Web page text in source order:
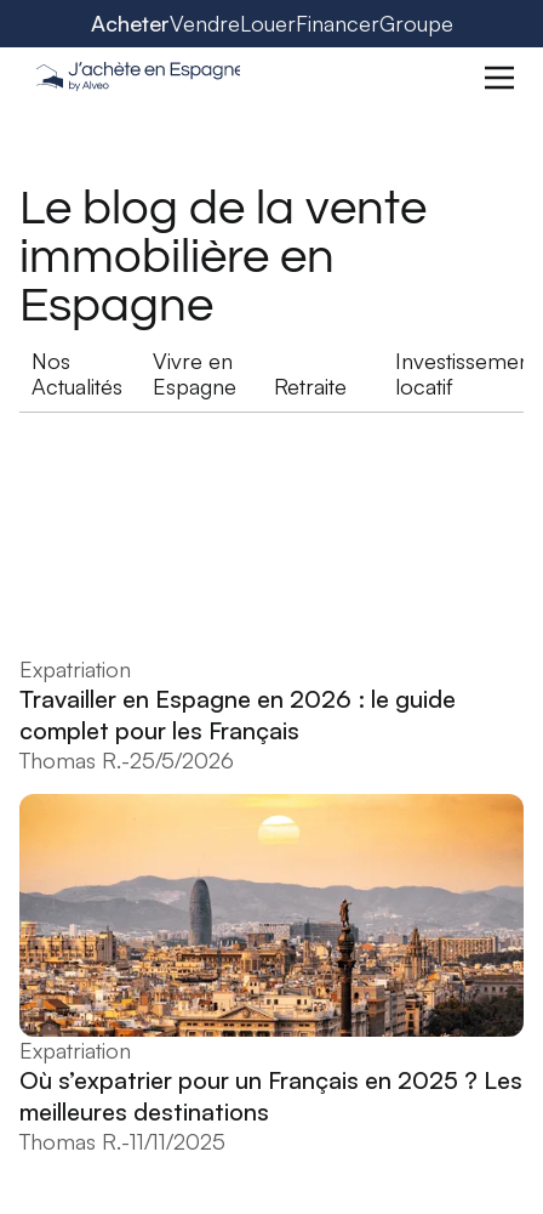
AcheterVendreLouerFinancerGroupe
Le blog de la vente
immobilière en
Espagne
Nos
Actualités
Vivre en
Espagne
Retraite
Investissement
locatif
Expatriation
Travailler en Espagne en 2026 : le guide
complet pour les Français
Thomas R.-25/5/2026
Expatriation
Où s’expatrier pour un Français en 2025 ? Les
meilleures destinations
Thomas R.-11/11/2025